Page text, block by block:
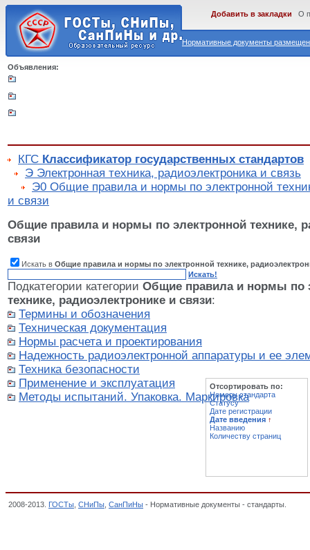
Нормативные документы
Добавить в закладки О
Объявления:
КГС Классификатор государственных стандартов
Э Электронная техника, радиоэлектроника и связь
Э0 Общие правила и нормы по электронной
и связи
Общие правила и нормы по электронной технике,
связи
Искать в Общие правила и нормы по электронной технике,
Искать!
Подкатегории категории Общие правила и нормы по
технике, радиоэлектронике и связи:
Термины и обозначения
Техническая документация
Нормы расчета и проектирования
Надежность радиоэлектронной аппаратуры и ее
Техника безопасности
Применение и эксплуатация
Методы испытаний. Упаковка. Маркировка
Отсортировать по:
Номеру стандарта
Статусу
Дате регистрации
Дате введения ↑
Названию
Количеству страниц
2008-2013. ГОСТы СНиПы СанПиНы - Нормативные документы - стандарты.